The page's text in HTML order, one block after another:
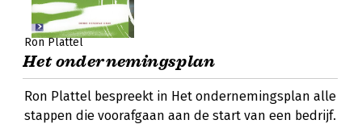
Ron Plattel
Het ondernemingsplan
Ron Plattel bespreekt in Het ondernemingsplan alle
stappen die voorafgaan aan de start van een bedrijf.